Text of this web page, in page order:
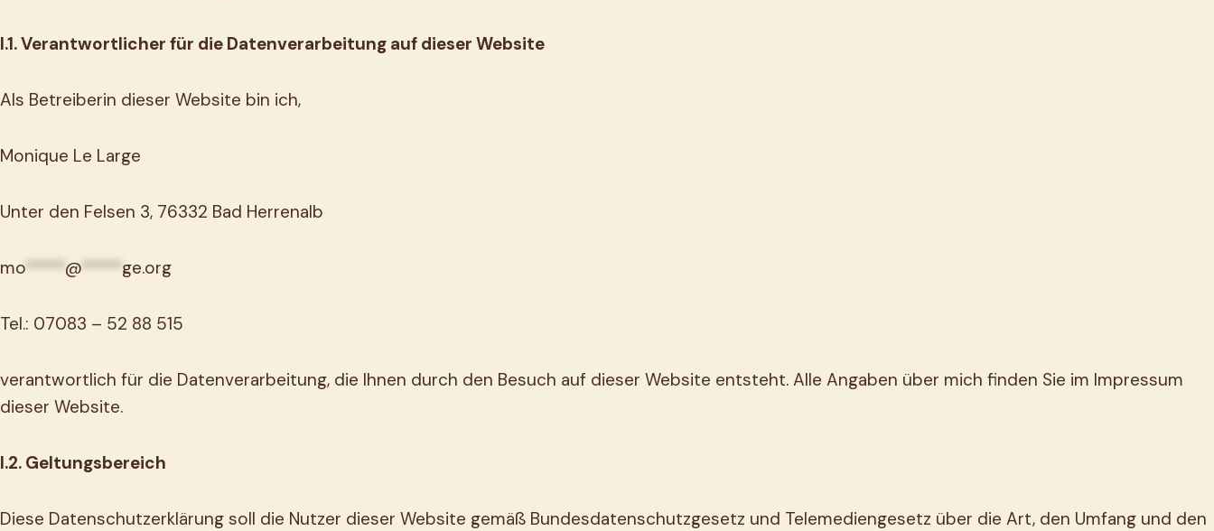
I.1. Verantwortlicher für die Datenverarbeitung auf dieser Website
Als Betreiberin dieser Website bin ich,
Monique Le Large
Unter den Felsen 3, 76332 Bad Herrenalb
mo*****@***** ge.org
Tel.: 07083 – 52 88 515
verantwortlich für die Datenverarbeitung, die Ihnen durch den Besuch auf dieser Website entsteht. Alle Angaben über mich finden Sie im Impressum
dieser Website.
I.2. Geltungsbereich
Diese Datenschutzerklärung soll die Nutzer dieser Website gemäß Bundesdatenschutzgesetz und Telemediengesetz über die Art, den Umfang und den